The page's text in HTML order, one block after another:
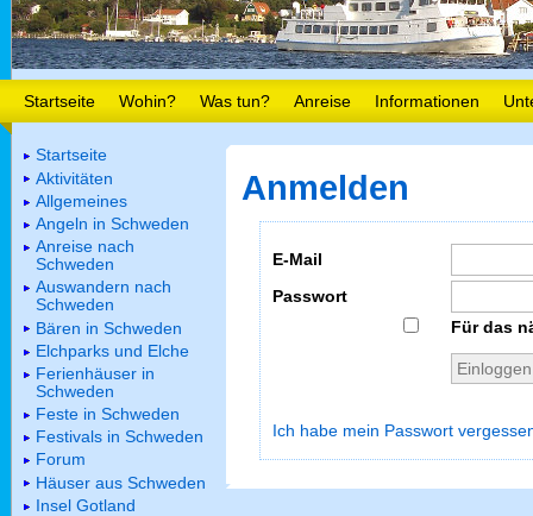
Startseite Wohin? Was tun? Anreise Informationen
Anmelden
E-Mail
Passwort
Für das
Ich habe mein Passwort
Startseite
Aktivitäten
Allgemeines
Angeln in Schweden
Anreise nach
Schweden
Auswandern nach
Schweden
Bären in Schweden
Elchparks und Elche
Ferienhäuser in
Schweden
Feste in Schweden
Festivals in Schweden
Forum
Häuser aus Schweden
Insel Gotland